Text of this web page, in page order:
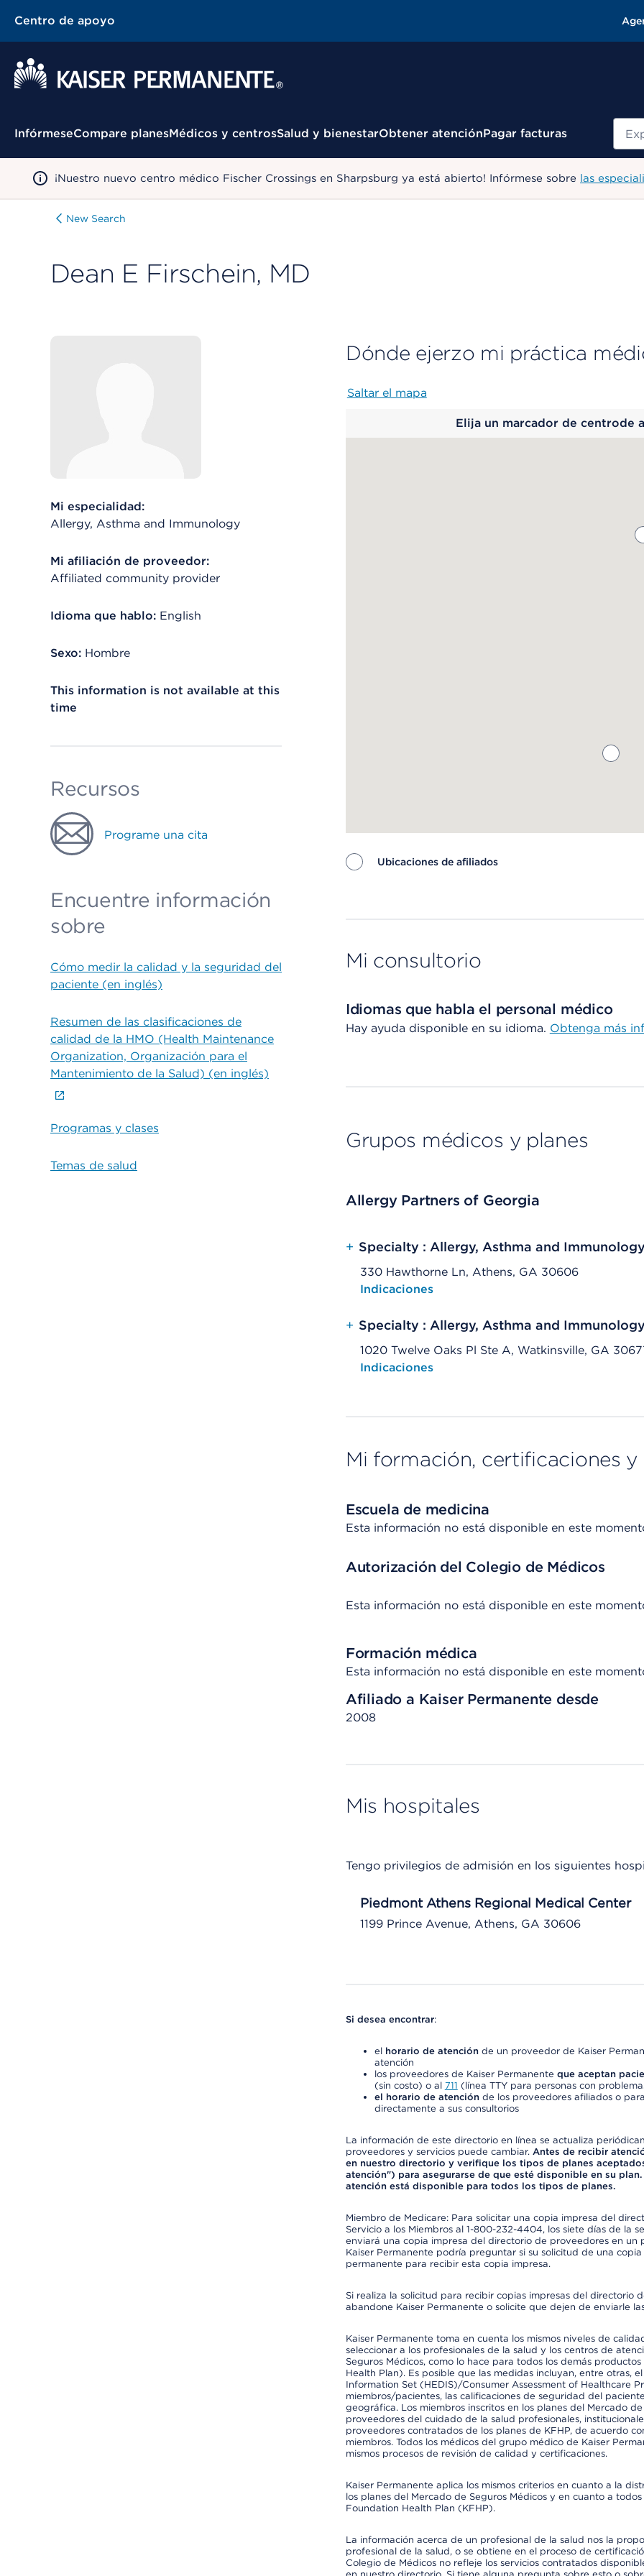
Centro de apoyo
Menú contextual
InfórmeseCompare planesMédicos y centrosSalud y bienestarObtener atenciónPagar facturas
¡Nuestro nuevo centro médico Fischer Crossings en Sharpsburg ya está abierto! Infórmese sobre las
New Search
Dean E Firschein, MD
Mi especialidad:
Allergy, Asthma and Immunology
Mi afiliación de proveedor:
Affiliated community provider
Idioma que hablo: English
Sexo: Hombre
This information is not available at this
time
Recursos
Programe una cita
Encuentre información
sobre
Cómo medir la calidad y la seguridad del
paciente (en inglés)
Resumen de las clasificaciones de
calidad de la HMO (Health Maintenance
Organization, Organización para el
Mantenimiento de la Salud) (en inglés)
Programas y clases
Temas de salud
Dónde ejerzo mi práctica
Saltar el mapa
Elija un marcador de centrode
Ubicaciones de afiliados
Mi consultorio
Idiomas que habla el personal médico
Hay ayuda disponible en su idioma. Obtenga más
Grupos médicos y planes
Allergy Partners of Georgia
+ Specialty : Allergy, Asthma and Immunology
330 Hawthorne Ln, Athens, GA 30606
Opens native map application on mobile devices
Indicaciones
+ Specialty : Allergy, Asthma and Immunology
1020 Twelve Oaks Pl Ste A, Watkinsville, GA
Opens native map application on mobile devices
Indicaciones
Mi formación, certificaciones y
Escuela de medicina
Esta información no está disponible en este
Autorización del Colegio de Médicos
Esta información no está disponible en este
Formación médica
Esta información no está disponible en este
Afiliado a Kaiser Permanente desde
2008
Mis hospitales
Tengo privilegios de admisión en los siguientes
Piedmont Athens Regional Medical Center
1199 Prince Avenue, Athens, GA 30606
Si desea encontrar:
el horario de atenciónde un proveedor de Kaiser
atención
los proveedores de Kaiser Permanente que aceptan
(sin costo) o al 711 (línea TTY para personas con
el horario de atenciónde los proveedores afiliados o
directamente a sus consultorios
La información de este directorio en línea se actualiza
proveedores y servicios puede cambiar. Antes de recibir
en nuestro directorio y verifique los tipos de planes
atención") para asegurarse de que esté disponible en su
atención está disponible para todos los tipos de planes.
Miembro de Medicare: Para solicitar una copia impresa del
Servicio a los Miembros al 1-800-232-4404, los siete días de la
enviará una copia impresa del directorio de proveedores en un
Kaiser Permanente podría preguntar si su solicitud de una
permanente para recibir esta copia impresa.
Si realiza la solicitud para recibir copias impresas del directorio
abandone Kaiser Permanente o solicite que dejen de enviarle
Kaiser Permanente toma en cuenta los mismos niveles de
seleccionar a los profesionales de la salud y los centros de
Seguros Médicos, como lo hace para todos los demás
Health Plan). Es posible que las medidas incluyan, entre otras,
Information Set (HEDIS)/Consumer Assessment of Healthcare
miembros/pacientes, las calificaciones de seguridad del
geográfica. Los miembros inscritos en los planes del Mercado
proveedores del cuidado de la salud profesionales,
proveedores contratados de los planes de KFHP, de acuerdo
miembros. Todos los médicos del grupo médico de Kaiser
mismos procesos de revisión de calidad y certificaciones.
Kaiser Permanente aplica los mismos criterios en cuanto a la
los planes del Mercado de Seguros Médicos y en cuanto a
Foundation Health Plan (KFHP).
La información acerca de un profesional de la salud nos la
profesional de la salud, o se obtiene en el proceso de
Colegio de Médicos no refleje los servicios contratados